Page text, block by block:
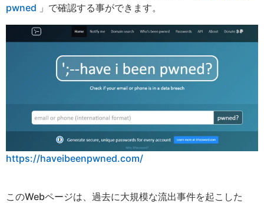
pwned 」で確認する事ができます。
https://haveibeenpwned.com/
このWebページは、過去に大規模な流出事件を起こした